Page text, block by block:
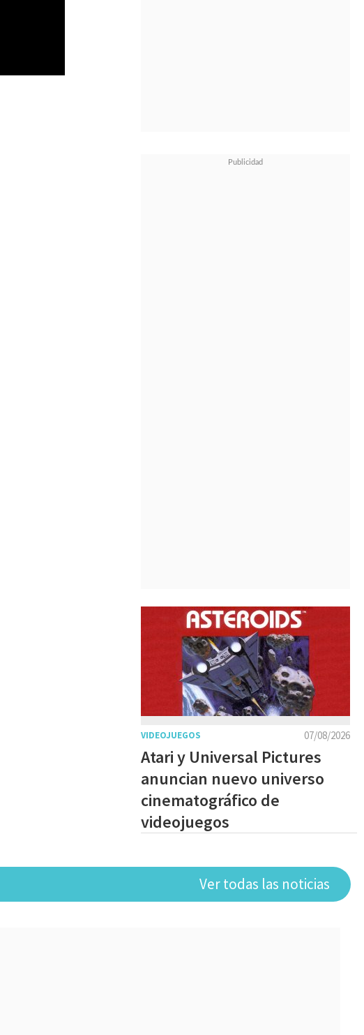
07/08/2026
VIDEOJUEGOS
Atari y Universal Pictures
anuncian nuevo universo
cinematográfico de
videojuegos
Ver todas las noticias